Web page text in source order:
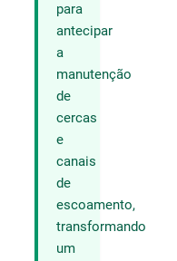
para
antecipar
a
manutenção
de
cercas
e
canais
de
escoamento,
transformando
um